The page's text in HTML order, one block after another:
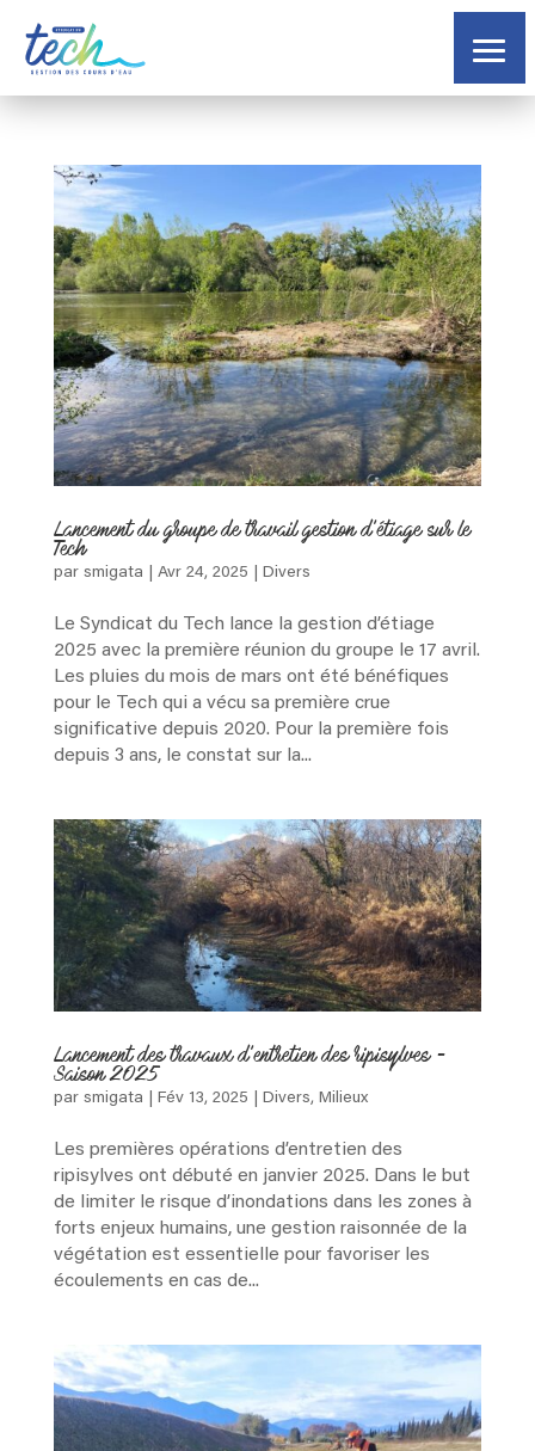
La
Structure
Le
Des
Outils
Réalisations
Pour
aller
plus
loin
Lancement du groupe de travail gestion d’étiage sur le
Tech
par smigata Avr 24, 2025 Divers
Le Syndicat du Tech lance la gestion d’étiage
2025 avec la première réunion du groupe le 17 avril.
Les pluies du mois de mars ont été bénéfiques
pour le Tech qui a vécu sa première crue
significative depuis 2020. Pour la première fois
depuis 3 ans, le constat sur la...
Lancement des travaux d’entretien des ripisylves –
Saison 2025
par smigata Fév 13, 2025 Divers, Milieux
Les premières opérations d’entretien des
ripisylves ont débuté en janvier 2025. Dans le but
de limiter le risque d’inondations dans les zones à
forts enjeux humains, une gestion raisonnée de la
végétation est essentielle pour favoriser les
écoulements en cas de...